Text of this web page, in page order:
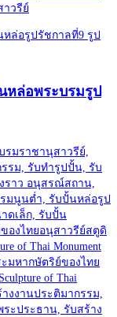
าวรีย์
หล่อพระบรมรูป
รมราชานุสาวรีย์,
รม, รับทำรูปปั้น, รับ
ราว อนุสรณ์สถาน,
มนูนต่ำ, รับปั้นหล่อรูป
ดเล็ก, รับปั้น
องไทยอนุสาวรีย์สตูดิ
of Thai Monument
มหากษัตริย์ของไทย
of Thai
างงานประติมากรรม,
ะประธาน, รับสร้าง